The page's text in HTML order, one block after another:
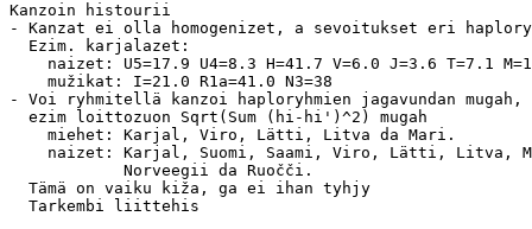
Kanzoin histourii
- Kanzat ei olla homogenizet, a sevoitukset eri
  Ezim. karjalazet:
naizet: U5=17.9 U4=8.3 H=41.7 V=6.0 J=3.6 T=7.1
    mužikat: I=21.0 R1a=41.0 N3=38
- Voi ryhmitellä kanzoi haploryhmien jagavundan mugah,
  ezim loittozuon Sqrt(Sum (hi-hi')^2) mugah
    miehet: Karjal, Viro, Lätti, Litva da Mari.
naizet: Karjal, Suomi, Saami, Viro, Lätti, Litva,
            Norveegii da Ruočči.
  Tämä on vaiku kiža, ga ei ihan tyhjy